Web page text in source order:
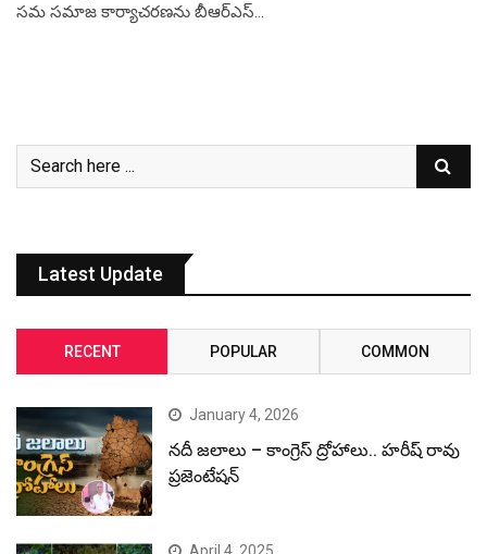
సమ సమాజ కార్యాచరణను బీఆర్ఎస్…
Latest Update
RECENT POPULAR COMMON
January 4, 2026
నదీ జలాలు – కాంగ్రెస్ ద్రోహాలు.. హరీష్ రావు
ప్రజెంటేషన్